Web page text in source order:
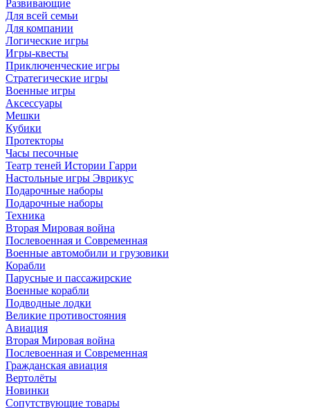
Развивающие
Для всей семьи
Для компании
Логические игры
Игры-квесты
Приключенческие игры
Стратегические игры
Военные игры
Аксессуары
Мешки
Кубики
Протекторы
Часы песочные
Театр теней Истории Гарри
Настольные игры Эврикус
Подарочные наборы
Подарочные наборы
Техника
Вторая Мировая война
Послевоенная и Современная
Военные автомобили и грузовики
Корабли
Парусные и пассажирские
Военные корабли
Подводные лодки
Великие противостояния
Авиация
Вторая Мировая война
Послевоенная и Современная
Гражданская авиация
Вертолёты
Новинки
Сопутствующие товары